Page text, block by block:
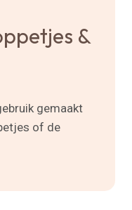
&
gemaakt
of de